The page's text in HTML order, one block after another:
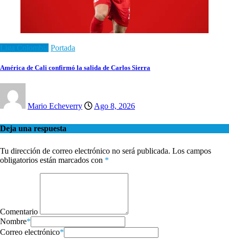
Portada
América de Cali confirmó la salida de Carlos Sierra
Mario Echeverry Ago 8, 2026
Deja una respuesta
Tu dirección de correo electrónico no será publicada. Los campos
obligatorios están marcados con *
Comentario
Nombre*
Correo electrónico*